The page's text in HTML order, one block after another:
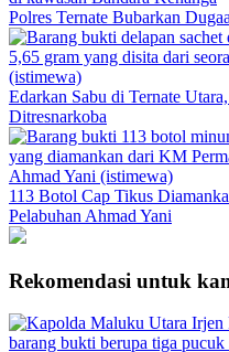
Polres Ternate Bubarkan
Edarkan Sabu di Ternate
Ditresnarkoba
113 Botol Cap Tikus
Pelabuhan Ahmad Yani
Rekomendasi untuk